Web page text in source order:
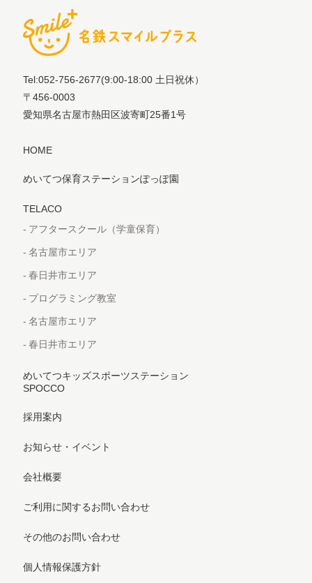
Tel:052-756-2677(9:00-18:00 土日祝休）
〒456-0003
愛知県名古屋市熱田区波寄町25番1号
HOME
めいてつ保育ステーションぽっぽ園
TELACO
アフタースクール（学童保育）
名古屋市エリア
春日井市エリア
プログラミング教室
名古屋市エリア
春日井市エリア
めいてつキッズスポーツステーション
SPOCCO
採用案内
お知らせ・イベント
会社概要
ご利用に関するお問い合わせ
その他のお問い合わせ
個人情報保護方針